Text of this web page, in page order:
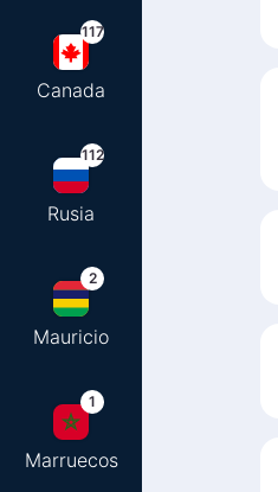
117
Canada
112
Rusia
2
Mauricio
1
Marruecos